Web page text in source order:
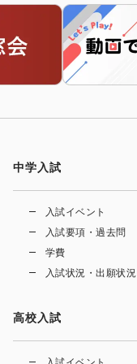
中学入試
入試イベント
入試要項・過去問
学費
入試状況・出願状況
高校入試